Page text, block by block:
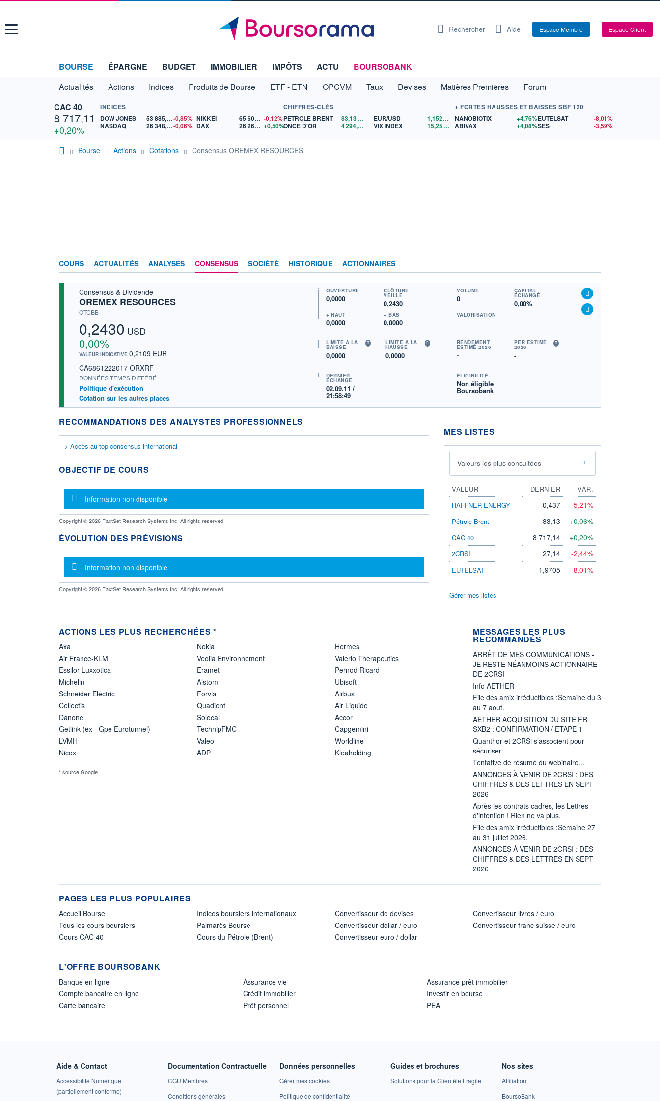
Menu Rechercher Aide Espace Membre Espace Client
BOURSE ÉPARGNE BUDGET IMMOBILIER IMPÔTS ACTU
BOURSOBANK
Actualités
Actions Indices Produits de Bourse ETF - ETN OPCVM Taux Devises Matières Premières
Forum
CAC 40
8 717,11
+0,20%
INDICES
DOW JONES
53 885,10-0,85%
NASDAQ
26 348,35-0,06%
NIKKEI 65 606,71 -0,12%
DAX
26 269,85 +0,50%
CHIFFRES-CLÉS
PÉTROLE BRENT
83,13
ONCE D'OR
4 294,51 $US
EUR/USD 1,1520$US
VIX INDEX
15,25$US
+ FORTES HAUSSES ET BAISSES SBF 120
NANOBIOTIX
+4,76%
ABIVAX
+4,08%
EUTELSAT
-8,01%
SES
-3,59%
Bourse Actions Cotations Consensus OREMEX RESOURCES
COURS ACTUALITÉS ANALYSES CONSENSUS SOCIÉTÉ HISTORIQUE ACTIONNAIRES
Consensus & Dividende
OREMEX RESOURCES
OTCBB
0,2430 USD
0,00%
VALEUR INDICATIVE 0,2109 EUR
CA6861222017 ORXRF
DONNÉES TEMPS DIFFÉRÉ
Politique d'exécution
Cotation sur les autres places
OUVERTURE
0,0000
CLÔTURE
VEILLE
0,2430
+ HAUT
0,0000
+ BAS
0,0000
VOLUME
0
CAPITAL
ÉCHANGÉ
0,00%
VALORISATION
LIMITE À LA
BAISSE
0,0000
LIMITE À LA
HAUSSE
0,0000
RENDEMENT
ESTIMÉ 2026
-
PER ESTIMÉ
2026
-
DERNIER
ÉCHANGE
02.09.11 /
21:58:49
ÉLIGIBILITÉ
Non éligible
Boursobank
RECOMMANDATIONS DES ANALYSTES PROFESSIONNELS
> Accès au top consensus international
OBJECTIF DE COURS
Message d'information
Information non disponible
Copyright © 2026 FactSet Research Systems Inc. All rights reserved.
ÉVOLUTION DES PRÉVISIONS
Message d'information
Information non disponible
Copyright © 2026 FactSet Research Systems Inc. All rights reserved.
MES LISTES
Valeurs les plus consultées
VALEUR DERNIER
VAR.
HAFFNER ENERGY
0,437 -5,21%
Pétrole Brent 83,13 +0,06%
CAC 40 8 717,14 +0,20%
2CRSI 27,14 -2,44%
EUTELSAT 1,9705 -8,01%
Gérer mes listes
ACTIONS LES PLUS RECHERCHÉES *
Axa
Air France-KLM
Essilor Luxxotica
Michelin
Schneider Electric
Cellectis
Danone
Getlink (ex - Gpe Eurotunnel)
LVMH
Nicox
Nokia
Veolia Environnement
Eramet
Alstom
Forvia
Quadient
Solocal
TechnipFMC
Valeo
ADP
Hermes
Valerio Therapeutics
Pernod Ricard
Ubisoft
Airbus
Air Liquide
Accor
Capgemini
Worldline
Kleaholding
* source Google
MESSAGES LES PLUS
RECOMMANDÉS
ARRÊT DE MES COMMUNICATIONS -
JE RESTE NÉANMOINS ACTIONNAIRE
DE 2CRSI
Info AETHER
File des amix irréductibles :Semaine du 3
au 7 aout.
AETHER ACQUISITION DU SITE FR
SXB2 : CONFIRMATION / ETAPE 1
Quanthor et 2CRSi s’associent pour
sécuriser
Tentative de résumé du webinaire...
ANNONCES À VENIR DE 2CRSI : DES
CHIFFRES & DES LETTRES EN SEPT
2026
Après les contrats cadres, les Lettres
d'intention ! Rien ne va plus.
File des amix irréductibles :Semaine 27
au 31 juillet 2026.
ANNONCES À VENIR DE 2CRSI : DES
CHIFFRES & DES LETTRES EN SEPT
2026
PAGES LES PLUS POPULAIRES
Accueil Bourse
Tous les cours boursiers
Cours CAC 40
Indices boursiers internationaux
Palmarès Bourse
Cours du Pétrole (Brent)
Convertisseur de devises
Convertisseur dollar / euro
Convertisseur euro / dollar
Convertisseur livres / euro
Convertisseur franc suisse / euro
L'OFFRE BOURSOBANK
Banque en ligne
Compte bancaire en ligne
Carte bancaire
Assurance vie
Crédit immobilier
Prêt personnel
Assurance prêt immobilier
Investir en bourse
PEA
Aide & Contact
Accessibilité Numérique
(partiellement conforme)
Documentation Contractuelle
CGU Membres
Conditions générales
Données personnelles
Gérer mes cookies
Politique de confidentialité
Guides et brochures
Solutions pour la Clientèle Fragile
Nos sites
Affiliation
BoursoBank